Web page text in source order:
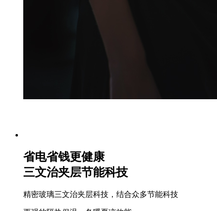
省电省钱更健康
三文治夹层节能科技
精密玻璃三文治夹层科技，结合众多节能科技